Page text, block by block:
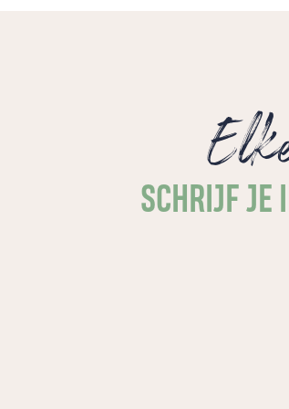
een tijd zonder moeten.
SCHRIJF JE